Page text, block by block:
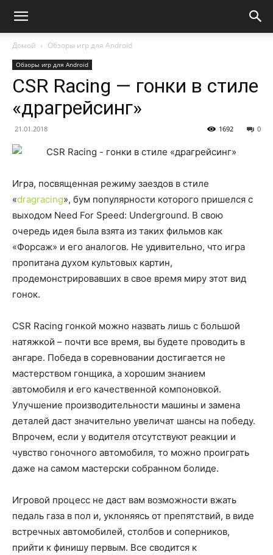
Домой Обзоры игр для Android
Обзоры игр для Android
CSR Racing — гонки в стиле
«драгрейсинг»
21.01.2018 0
1692
Игра, посвященная режиму заездов в стиле
«dragracing», бум популярности которого пришелся с
выходом Need For Speed: Underground. В свою
очередь идея была взята из таких фильмов как
«Форсаж» и его аналогов. Не удивительно, что игра
пропитана духом культовых картин,
продемонстрировавших в свое время миру этот вид
гонок.
CSR Racing гонкой можно назвать лишь с большой
натяжкой – почти все время, вы будете проводить в
ангаре. Победа в соревновании достигается не
мастерством гонщика, а хорошим знанием
автомобиля и его качественной компоновкой.
Улучшение производительности машины и замена
деталей даст значительно увеличат шансы на победу.
Впрочем, если у водителя отсутствуют реакции и
чувство гоночного автомобиля, то можно проиграть
даже на самом мастерски собранном болиде.
Игровой процесс не даст вам возможности вжать
педаль газа в пол и, уклоняясь от препятствий, в виде
встречных автомобилей, столбов и соперников,
прийти к финишу первым. Все сводится к